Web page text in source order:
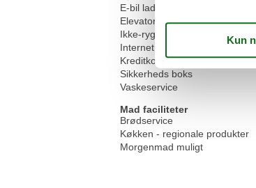
E-bil ladestation
Elevator/elevator
Ikke-ryger hus
Internet i det offentlige område
Kreditkort
Sikkerheds boks
Vaskeservice
Mad faciliteter
Brødservice
Køkken - regionale produkter
Morgenmad muligt